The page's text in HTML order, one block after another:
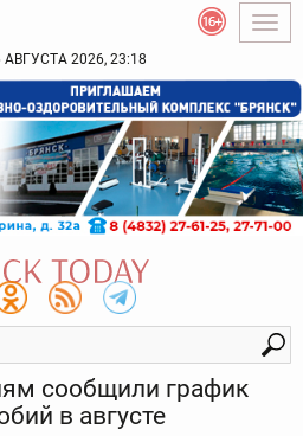
АВГУСТА 2026, 23:18
сообщили график
в августе